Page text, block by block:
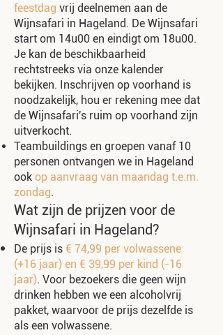
feestdag vrij deelnemen aan de
Wijnsafari in Hageland. De Wijnsafari
start om 14u00 en eindigt om 18u00.
Je kan de beschikbaarheid
rechtstreeks via onze kalender
bekijken. Inschrijven op voorhand is
noodzakelijk, hou er rekening mee dat
de Wijnsafari's ruim op voorhand zijn
uitverkocht.
Teambuildings en groepen vanaf 10
personen ontvangen we in Hageland
ook op aanvraag van maandag t.e.m.
zondag.
Wat zijn de prijzen voor de
Wijnsafari in Hageland?
De prijs is € 74,99 per volwassene
(+16 jaar) en € 39,99 per kind (-16
jaar). Voor bezoekers die geen wijn
drinken hebben we een alcoholvrij
pakket, waarvoor de prijs dezelfde is
als een volwassene.